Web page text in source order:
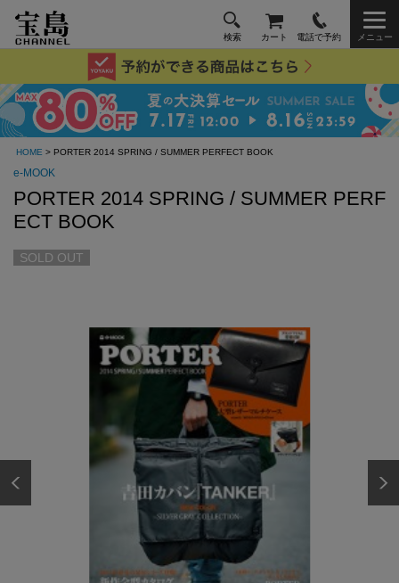
検索 カート 電話で予約 メニュー
HOME > PORTER 2014 SPRING / SUMMER PERFECT BOOK
e-MOOK
PORTER 2014 SPRING / SUMMER PERF
ECT BOOK
SOLD OUT